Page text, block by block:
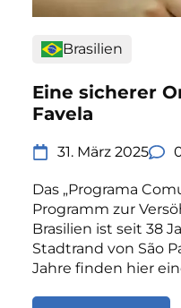
Brasilien
Eine sicherer
Favela
31. März 2025
Das „Programa
Programm zur
Brasilien ist seit 38
Stadtrand von São
Jahre finden hier